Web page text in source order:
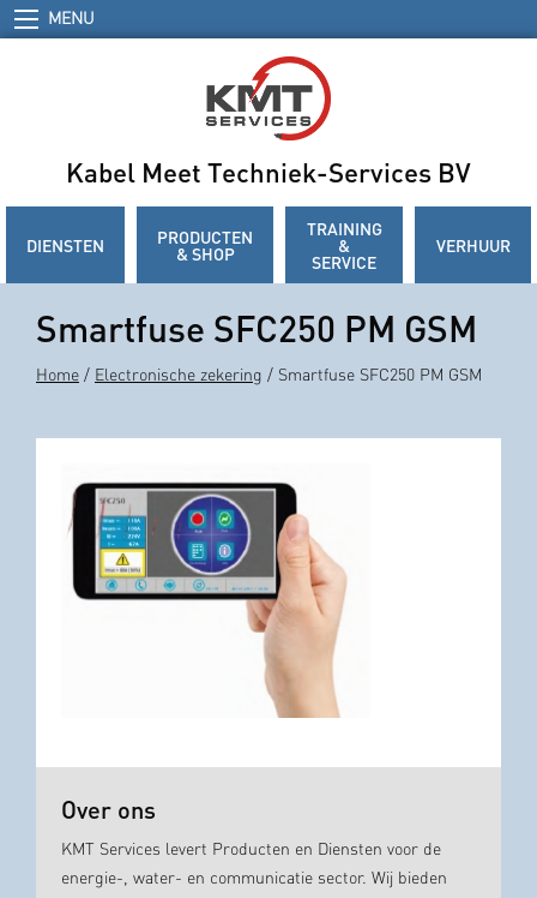
MENU
Kabel Meet Techniek-Services BV
DIENSTEN PRODUCTEN
& SHOP
TRAINING
&
SERVICE
VERHUUR
Smartfuse SFC250 PM GSM
Home / Electronische zekering / Smartfuse SFC250 PM GSM
Over ons
KMT Services levert Producten en Diensten voor de
energie-, water- en communicatie sector. Wij bieden